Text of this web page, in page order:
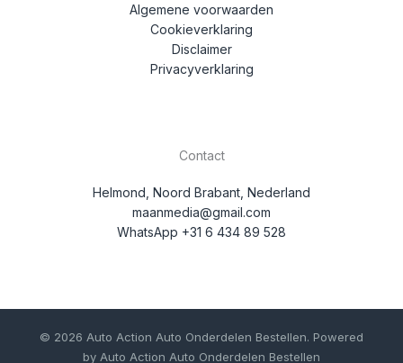
Algemene voorwaarden
Cookieverklaring
Disclaimer
Privacyverklaring
Contact
Helmond, Noord Brabant, Nederland
maanmedia@gmail.com
WhatsApp +31 6 434 89 528
© 2026 Auto Action Auto Onderdelen Bestellen. Powered
by Auto Action Auto Onderdelen Bestellen